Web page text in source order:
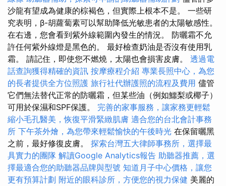
沙龍有望成為健康的棕褐色，但實際上根本不是。 一些研
究表明，β-胡蘿蔔素可以幫助降低光敏患者的太陽敏感性。
在右邊，您會看到紫外線範圍內發生的情況。 防曬霜不允
許任何紫外線燈是黑色的。 最好檢查奶油是否沒有使用乳
霜。 請記住，即使您不燃燒，太陽也會損害皮膚。 透過電
話查詢獲得精確的資訊 按摩療程介紹 專業長照中心，為您
的長者提供全方位照護 旅行社代辦護照的流程及費用 儘管
它們無法替代正常的防曬霜，但某些油（例如鱷梨或椰子）
可用於保濕和SPF保護。 完善的家事服務，讓家務更輕鬆
縮小毛孔醫美，恢復平滑緊緻肌膚 適合您的台北會計事務
所 下午茶外燴，為您帶來輕鬆愉快的午後時光 在保留曬黑
之前，最好修復皮膚。 探索台灣五大律師事務所，選擇最
具實力的團隊 解讀Google Analytics報告 助聽器推薦，選
擇最適合您的助聽器品牌與型號 知道月子中心價格，讓您
更有預算計劃 附近的眼科診所，方便您的視力保健 美麗的